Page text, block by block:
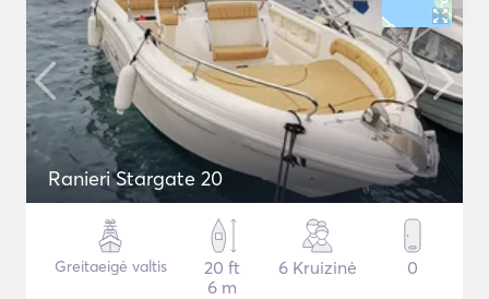
Ranieri Stargate 20
Greitaeigė valtis
20 ft
6 m
6 Kruizinė 0